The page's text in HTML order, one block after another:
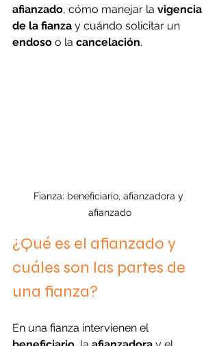
afianzado, cómo manejar la vigencia
de la fianza y cuándo solicitar un
endoso o la cancelación.
Fianza: beneficiario, afianzadora y
afianzado
¿Qué es el afianzado y
cuáles son las partes de
una fianza?
En una fianza intervienen el